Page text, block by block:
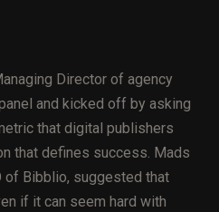
Director of agency
and kicked off by asking
that digital publishers
that defines success. Mads
of Bibblio, suggested that
if it can seem hard with